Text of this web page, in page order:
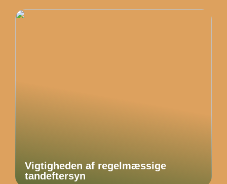
Vigtigheden af regelmæssige
tandeftersyn